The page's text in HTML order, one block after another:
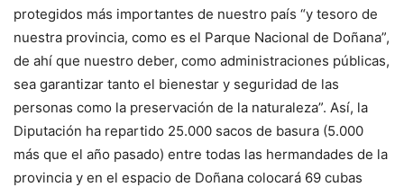
protegidos más importantes de nuestro país “y tesoro de
nuestra provincia, como es el Parque Nacional de Doñana”,
de ahí que nuestro deber, como administraciones públicas,
sea garantizar tanto el bienestar y seguridad de las
personas como la preservación de la naturaleza”. Así, la
Diputación ha repartido 25.000 sacos de basura (5.000
más que el año pasado) entre todas las hermandades de la
provincia y en el espacio de Doñana colocará 69 cubas